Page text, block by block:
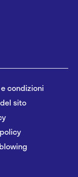
condizioni
sito